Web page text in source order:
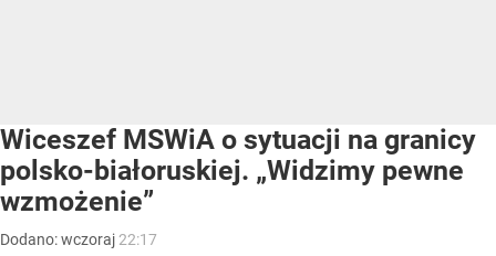
Wiceszef MSWiA o sytuacji na granicy
polsko-białoruskiej. „Widzimy pewne
wzmożenie”
Dodano:wczoraj 22:17